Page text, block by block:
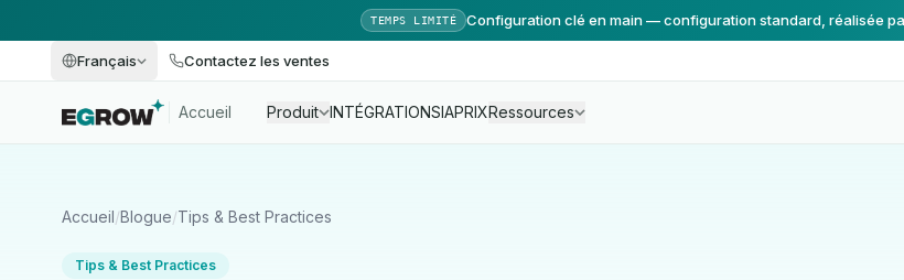
TEMPS LIMITÉ Configuration clé en main — configuration standard, réalisée
Français Contactez les ventes
Accueil Produit INTÉGRATIONSIAPRIXRessources
Accueil/Blogue/Tips & Best Practices
Tips & Best Practices